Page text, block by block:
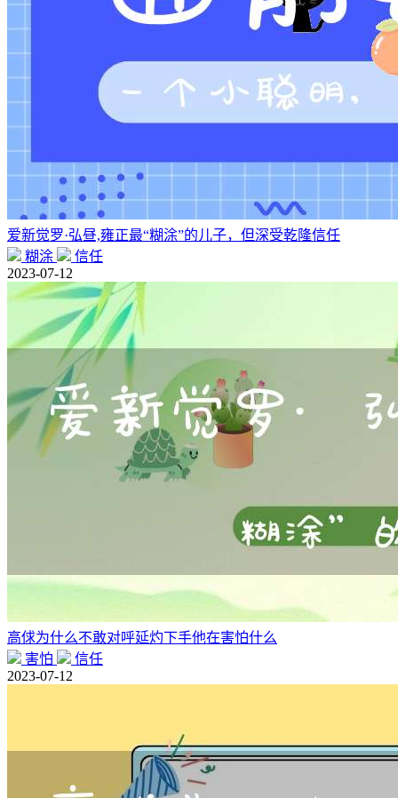
爱新觉罗·弘昼,雍正最“糊涂”的儿子，但深受乾隆信任
糊涂
信任
2023-07-12
高俅为什么不敢对呼延灼下手他在害怕什么
害怕
信任
2023-07-12